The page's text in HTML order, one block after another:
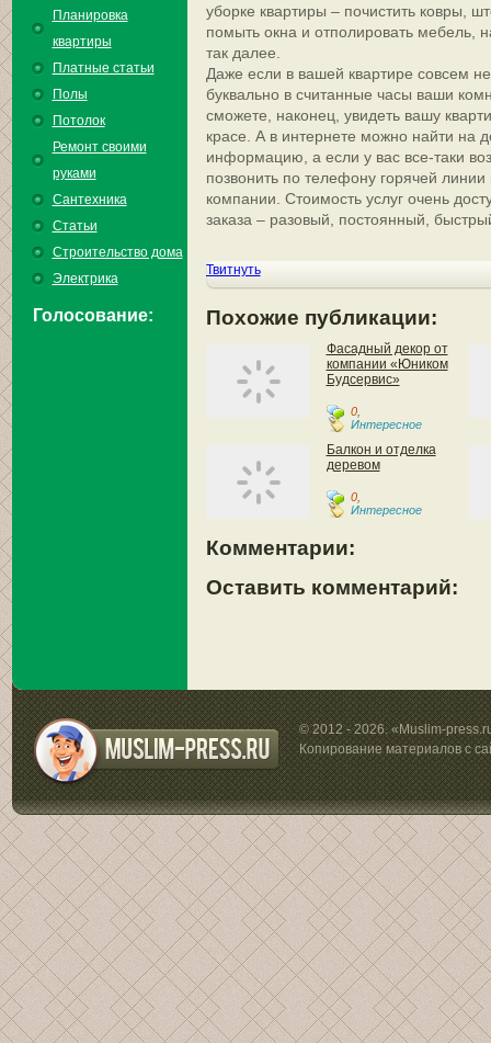
Планировка
квартиры
Платные статьи
Полы
Потолок
Ремонт своими
руками
Сантехника
Статьи
Строительство дома
Электрика
Голосование:
уборке квартиры – почистить ковры,
помыть окна и отполировать мебель,
так далее.
Даже если в вашей квартире совсем
буквально в считанные часы ваши
сможете, наконец, увидеть вашу
красе. А в интернете можно найти на
информацию, а если у вас все-таки
позвонить по телефону горячей
компании. Стоимость услуг очень
заказа – разовый, постоянный,
Твитнуть
Похожие публикации:
Фасадный декор от
компании «Юником
Будсервис»
0,
Интересное
Балкон и отделка
деревом
0,
Интересное
Комментарии:
Оставить комментарий:
© 2012 - 2026. «Muslim-
Копирование материалов с